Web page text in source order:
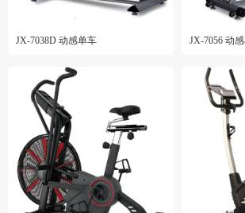
JX-7038D 动感单车 JX-7056 动